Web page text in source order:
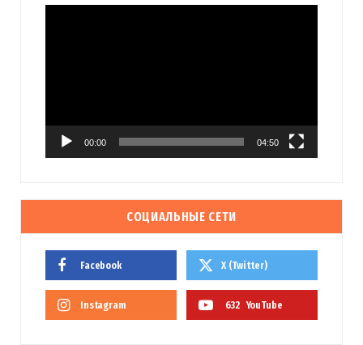
00:00 04:50
СОЦИАЛЬНЫЕ СЕТИ
Facebook X (Twitter)
Instagram 632 YouTube